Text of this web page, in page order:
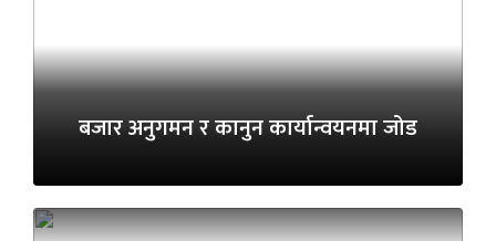
बजार अनुगमन र कानुन कार्यान्वयनमा जोड